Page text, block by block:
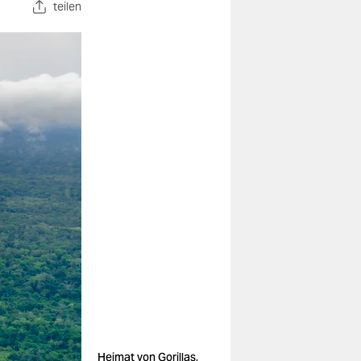
teilen
Heimat von Gorillas,